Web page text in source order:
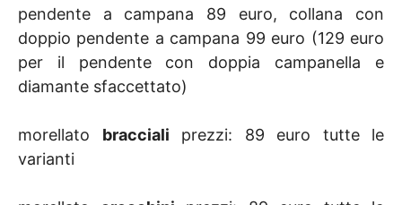
pendente a campana 89 euro, collana con
doppio pendente a campana 99 euro (129 euro
per il pendente con doppia campanella e
diamante sfaccettato)
morellato bracciali prezzi: 89 euro tutte le
varianti